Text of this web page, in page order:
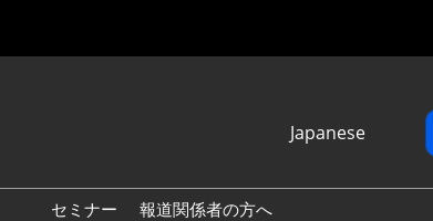
Japanese
English
セミナー 報道関係者の方へ